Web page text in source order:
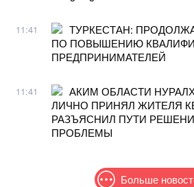
11:41
ТУРКЕСТАН:
ПО ПОВЫШЕНИЮ
ПРЕДПРИНИМАТЕЛЕЙ
11:41
АКИМ ОБЛАСТИ
ЛИЧНО ПРИНЯЛ ЖИТЕЛЯ
РАЗЪЯСНИЛ ПУТИ
ПРОБЛЕМЫ
Больше